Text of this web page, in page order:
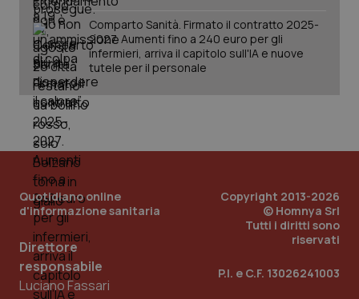
Comparto Sanità. Firmato il contratto 2025-
2027. Aumenti fino a 240 euro per gli
infermieri, arriva il capitolo sull'IA e nuove
tutele per il personale
Quotidiano online
d'informazione sanitaria
Direttore
responsabile
Luciano Fassari
Copyright 2013-2026
© Homnya Srl
Tutti i diritti sono
riservati
P.I. e C.F. 13026241003
www.quotidianosanita.it